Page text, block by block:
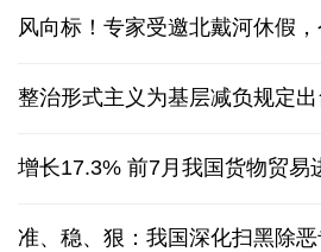
风向标！专家受邀北戴河休假
整治形式主义为基层减负规定
增长17.3% 前7月我国货物贸易
准、稳、狠：我国深化扫黑除